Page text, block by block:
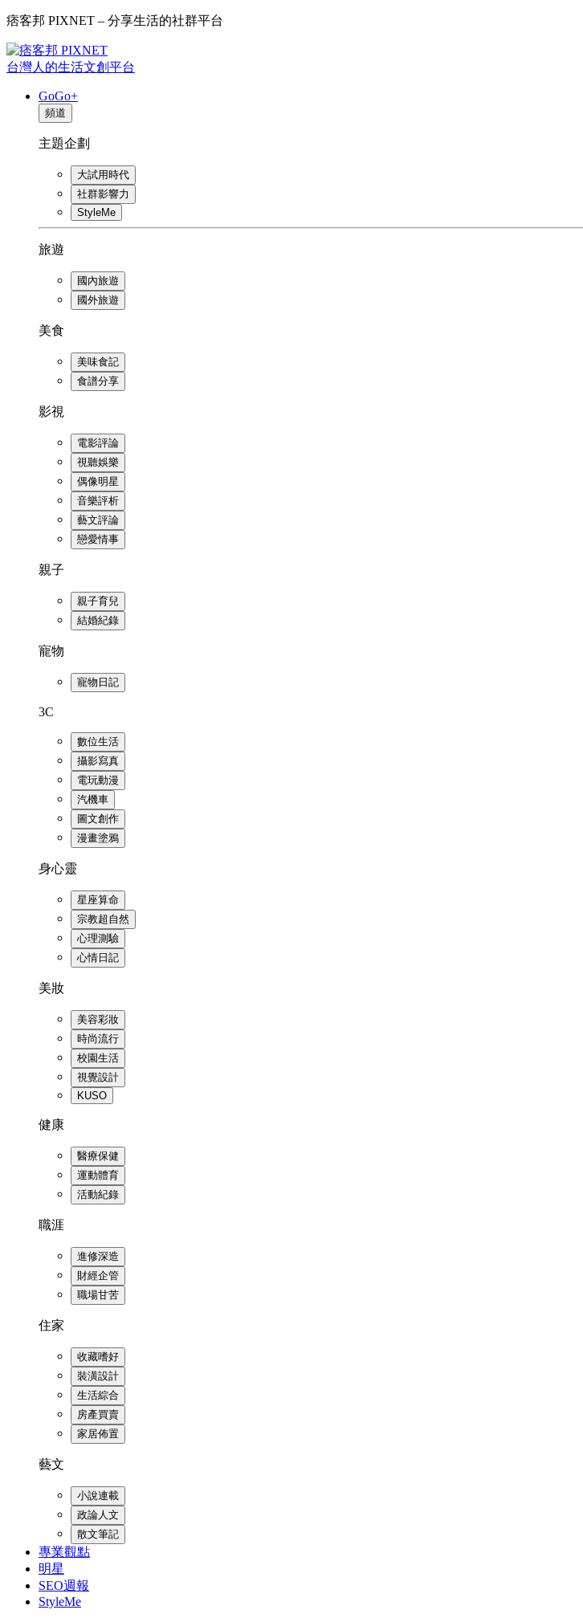
痞客邦 PIXNET – 分享生活的社群平台
台灣人的生活文創平台
GoGo+
頻道
主題企劃
大試用時代
社群影響力
StyleMe
旅遊
國內旅遊
國外旅遊
美食
美味食記
食譜分享
影視
電影評論
視聽娛樂
偶像明星
音樂評析
藝文評論
戀愛情事
親子
親子育兒
結婚紀錄
寵物
寵物日記
3C
數位生活
攝影寫真
電玩動漫
汽機車
圖文創作
漫畫塗鴉
身心靈
星座算命
宗教超自然
心理測驗
心情日記
美妝
美容彩妝
時尚流行
校園生活
視覺設計
KUSO
健康
醫療保健
運動體育
活動紀錄
職涯
進修深造
財經企管
職場甘苦
住家
收藏嗜好
裝潢設計
生活綜合
房產買賣
家居佈置
藝文
小說連載
政論人文
散文筆記
專業觀點
明星
SEO週報
StyleMe